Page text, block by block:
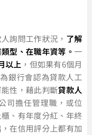
詢問工作狀況， 了解
型、在職年資等。 一
以上 ，但如果有6個月
銀行會認為貸款人工
性，藉此判斷貸款人
司擔任管理職，或位
、有年度分紅、年終
在信用評分上都有加